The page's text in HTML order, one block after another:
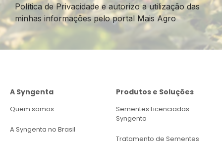
Política de Privacidade e autorizo a utilização das
minhas informações pelo portal Mais Agro
A Syngenta
Quem somos
A Syngenta no Brasil
Produtos e Soluções
Sementes Licenciadas
Syngenta
Tratamento de Sementes